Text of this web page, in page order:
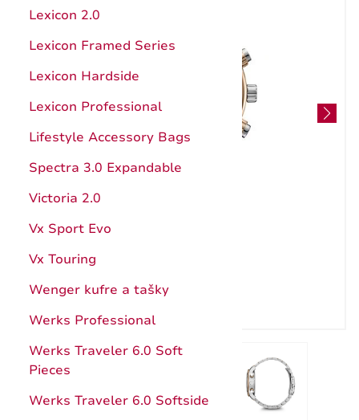
Hunter Pro
Štepárske a záhradnícke nože
Nože s pevnou čepeľou
Puzdrá
Príslušenstvo a doplnky
Katalóg
Záruka
Kuchynské pomôcky
Ocieľky, brúsenie
Katalóg
Návody
Záruka
Lexicon 2.0
Lexicon Framed Series
Lexicon Hardside
Lexicon Professional
Lifestyle Accessory Bags
Spectra 3.0 Expandable
Victoria 2.0
Vx Sport Evo
Vx Touring
Wenger kufre a tašky
Werks Professional
Werks Traveler 6.0 Soft
Pieces
Werks Traveler 6.0 Softside